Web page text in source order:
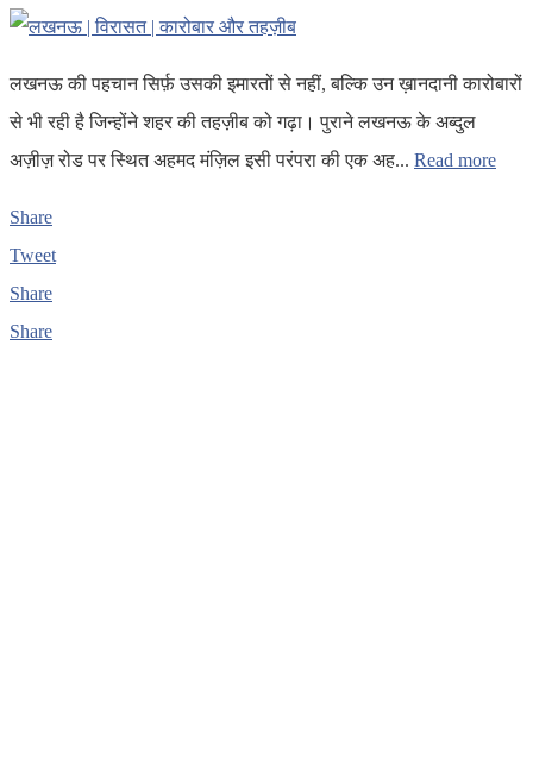
लखनऊ की पहचान सिर्फ़ उसकी इमारतों से नहीं, बल्कि उन ख़ानदानी कारोबारों
से भी रही है जिन्होंने शहर की तहज़ीब को गढ़ा। पुराने लखनऊ के अब्दुल
अज़ीज़ रोड पर स्थित अहमद मंज़िल इसी परंपरा की एक अह... Read more
Share
Tweet
Share
Share